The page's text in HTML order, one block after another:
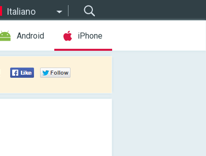
Italiano
Android iPhone